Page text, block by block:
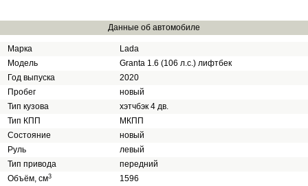
Данные об автомобиле
Марка
Lada
Модель
Granta 1.6 (106 л.с.) лифтбек
Год выпуска
2020
Пробег
новый
Тип кузова
хэтчбэк 4 дв.
Тип КПП
МКПП
Состояние
новый
Руль
левый
Тип привода
передний
Объём, см3
1596